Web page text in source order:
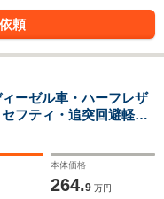
頼
ーゼル車・ハーフレザ
フティ・追突回避軽減
ワイヤレス充電・
ラ・コーナーセンサー
本体価格
264.9 万円